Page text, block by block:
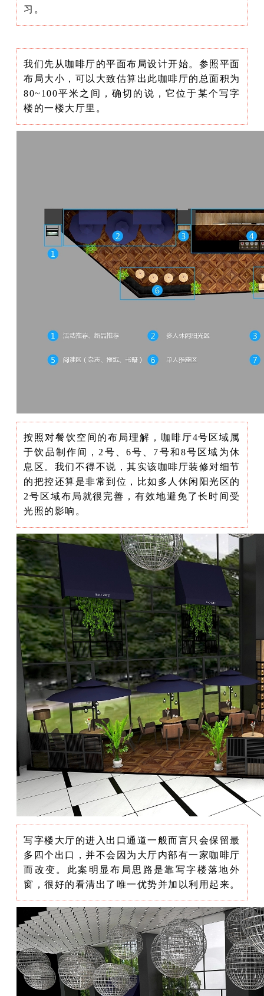
习。
我们先从咖啡厅的平面布局设计开始。参照平面
布局大小，可以大致估算出此咖啡厅的总面积为
80~100平米之间，确切的说，它位于某个写字
楼的一楼大厅里。
按照对餐饮空间的布局理解，咖啡厅4号区域属
于饮品制作间，2号、6号、7号和8号区域为休
息区。我们不得不说，其实该咖啡厅装修对细节
的把控还算是非常到位，比如多人休闲阳光区的
2号区域布局就很完善，有效地避免了长时间受
光照的影响。
写字楼大厅的进入出口通道一般而言只会保留最
多四个出口，并不会因为大厅内部有一家咖啡厅
而改变。此案明显布局思路是靠写字楼落地外
窗，很好的看清出了唯一优势并加以利用起来。